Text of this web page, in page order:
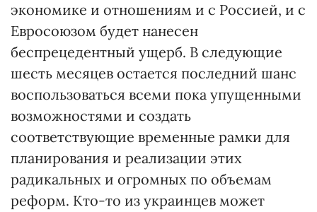
экономике и отношениям и с Россией, и с
Евросоюзом будет нанесен
беспрецедентный ущерб. В следующие
шесть месяцев остается последний шанс
воспользоваться всеми пока упущенными
возможностями и создать
соответствующие временные рамки для
планирования и реализации этих
радикальных и огромных по объемам
реформ. Кто-то из украинцев может